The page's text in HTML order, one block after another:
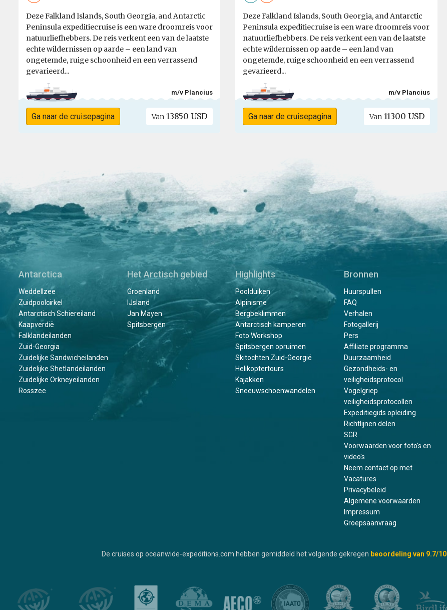
Deze Falkland Islands, South Georgia, and Antarctic
Peninsula expeditiecruise is een ware droomreis voor
natuurliefhebbers. De reis verkent een van de laatste
echte wildernissen op aarde – een land van
ongetemde, ruige schoonheid en een verrassend
gevarieerd...
m/v Plancius
Ga naar de cruisepagina Van 13850 USD
Deze Falkland Islands, South Georgia, and Antarctic
Peninsula expeditiecruise is een ware droomreis voor
natuurliefhebbers. De reis verkent een van de laatste
echte wildernissen op aarde – een land van
ongetemde, ruige schoonheid en een verrassend
gevarieerd...
m/v Plancius
Ga naar de cruisepagina Van11300 USD
Antarctica
Weddellzee
Zuidpoolcirkel
Antarctisch Schiereiland
Kaapverdië
Falklandeilanden
Zuid-Georgia
Zuidelijke Sandwicheilanden
Zuidelijke Shetlandeilanden
Zuidelijke Orkneyeilanden
Rosszee
Het Arctisch gebied
Groenland
IJsland
Jan Mayen
Spitsbergen
Highlights
Poolduiken
Alpinisme
Bergbeklimmen
Antarctisch kamperen
Foto Workshop
Spitsbergen opruimen
Skitochten Zuid-Georgië
Helikoptertours
Kajakken
Sneeuwschoenwandelen
Bronnen
Huurspullen
FAQ
Verhalen
Fotogallerij
Pers
Affiliate programma
Duurzaamheid
Gezondheids- en
veiligheidsprotocol
Vogelgriep
veiligheidsprotocollen
Expeditiegids opleiding
Richtlijnen delen
SGR
Voorwaarden voor foto's en
video's
Neem contact op met
Vacatures
Privacybeleid
Algemene voorwaarden
Impressum
Groepsaanvraag
De cruises op oceanwide-expeditions.com hebben gemiddeld het volgende gekregen beoordeling van 9.7/10